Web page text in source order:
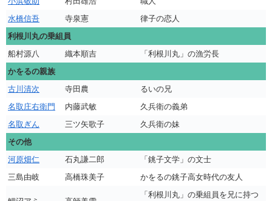
水橋信吾
寺泉憲
律子の恋人
利根川丸の乗組員
船村源八
織本順吉
「利根川丸」の漁労長
かをるの親族
古川清次
寺田農
るいの兄
名取庄右衛門
内藤武敏
久兵衛の義弟
名取ぎん
三ツ矢歌子
久兵衛の妹
その他
河原畑仁
石丸謙二郎
「銚子文学」の文士
三島由岐
高橋珠美子 かをるの銚子高女時代の友人
「利根川丸」の乗組員を兄に持つ